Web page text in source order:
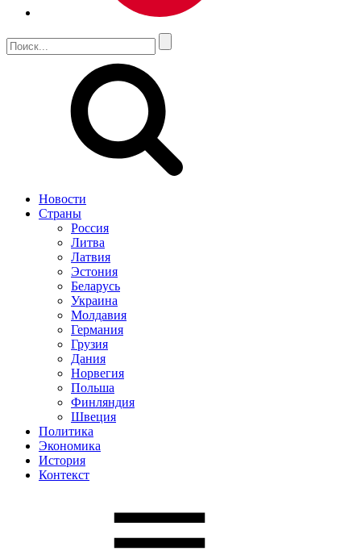
Новости
Страны
Россия
Литва
Латвия
Эстония
Беларусь
Украина
Молдавия
Германия
Грузия
Дания
Норвегия
Польша
Финляндия
Швеция
Политика
Экономика
История
Контекст